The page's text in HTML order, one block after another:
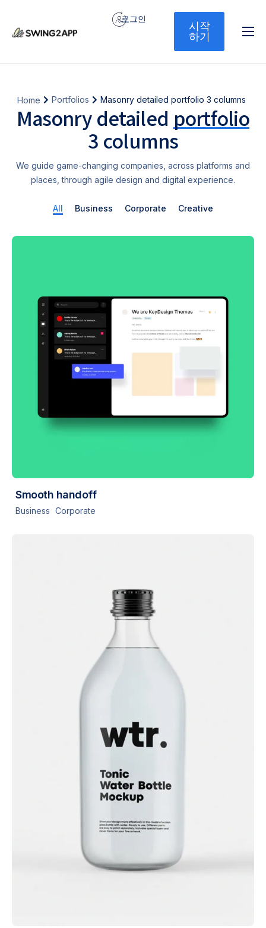
기능
가격
로그인
시작
하기
Home Portfolios Masonry detailed portfolio 3 columns
Masonry detailed portfolio
3 columns
We guide game-changing companies, across platforms and
places, through agile design and digital experience.
All Business Corporate Creative
Smooth handoff
Business Corporate